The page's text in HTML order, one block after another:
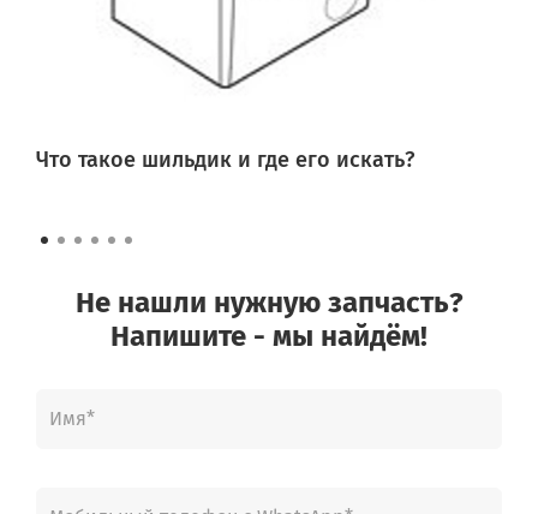
Что такое шильдик и где его искать?
Не нашли нужную запчасть?
Напишите - мы найдём!